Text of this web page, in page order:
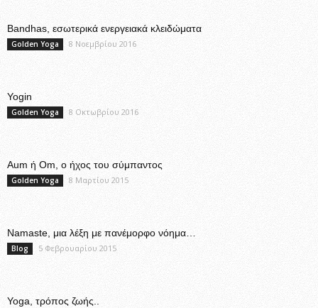
Bandhas, εσωτερικά ενεργειακά κλειδώματα
Golden Yoga 8 Νοεμβρίου 2016
Yogin
Golden Yoga 8 Οκτωβρίου 2016
Aum ή Om, ο ήχος του σύμπαντος
Golden Yoga 8 Μαρτίου 2015
Namaste, μια λέξη με πανέμορφο νόημα…
Blog 5 Φεβρουαρίου 2015
Yoga, τρόπος ζωής..